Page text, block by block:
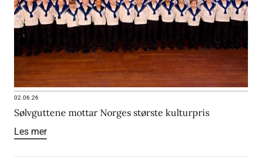
02.06.26
Sølvguttene mottar Norges største kulturpris
Les mer